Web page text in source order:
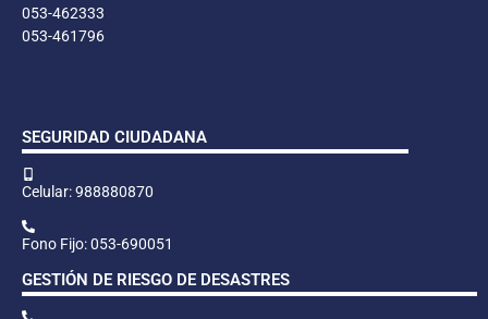
053-462333
053-461796
SEGURIDAD CIUDADANA
Celular: 988880870
Fono Fijo: 053-690051
GESTIÓN DE RIESGO DE DESASTRES